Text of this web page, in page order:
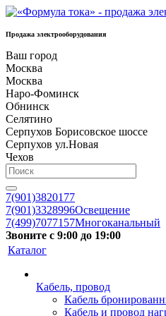
Продажа электрооборудования
Ваш город
Москва
Москва
Наро-Фоминск
Обнинск
Селятино
Серпухов Борисовское шоссе
Серпухов ул.Новая
Чехов
7(901)3820177
7(901)3328996Освещение
7(499)7077157Многоканальный
Звоните с 9:00 до 19:00
Каталог
Кабель, провод
Кабель
Кабель и провод